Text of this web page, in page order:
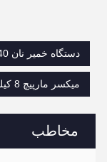
مخاطب
دستگاه خمیر نان 40 لیتری
میکسر مارپیچ 8 کیلویی